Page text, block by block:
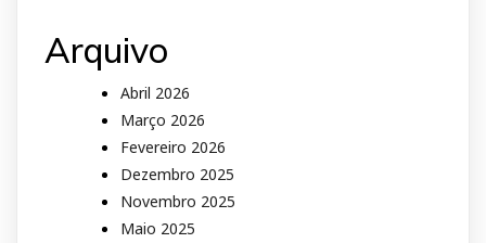
Arquivo
Abril 2026
Março 2026
Fevereiro 2026
Dezembro 2025
Novembro 2025
Maio 2025